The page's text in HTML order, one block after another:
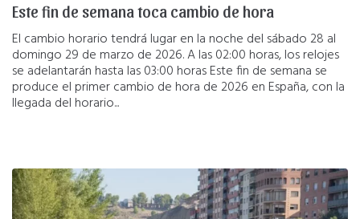
Este fin de semana toca cambio de hora
El cambio horario tendrá lugar en la noche del sábado 28 al
domingo 29 de marzo de 2026. A las 02:00 horas, los relojes
se adelantarán hasta las 03:00 horas Este fin de semana se
produce el primer cambio de hora de 2026 en España, con la
llegada del horario...